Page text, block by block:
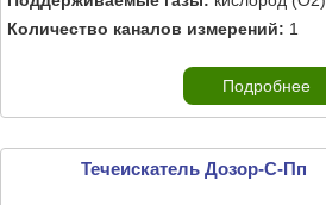
Количество каналов измерений: 1
Подробнее
Течеискатель Дозор-С-Пп